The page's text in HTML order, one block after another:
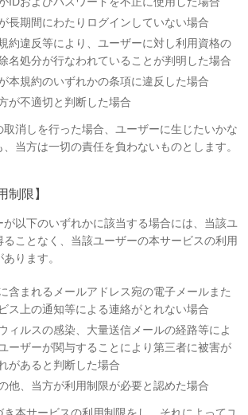
長期間にわたりログインしていない場合
約違反等により、ユーザーに対し利用資格の
名処分が行なわれていることが判明した場合
本規約のいずれかの条項に違反した場合
が不適切と判断した場合
取消しを行った場合、ユーザーに生じたいかな
当方は一切の責任を負わないものとします。
限】
が以下のいずれかに該当する場合には、当該ユ
ることなく、当該ユーザーの本サービスの利用
ります。
含まれるメールアドレス宛の電子メールまた
ス上の通知等による連絡がとれない場合
ィルスの感染、大量送信メールの経路等によ
ーザーが関与することにより第三者に被害が
があると判断した場合
他、当方が利用制限が必要と認めた場合
本サービスの利用制限をし、それによってユ